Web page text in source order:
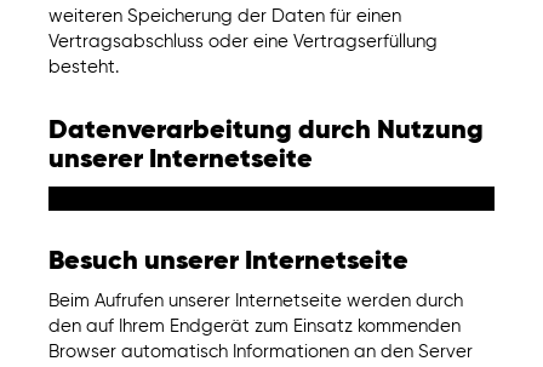
weiteren Speicherung der Daten für einen
Vertragsabschluss oder eine Vertragserfüllung
besteht.
Datenverarbeitung durch Nutzung
unserer Internetseite
Besuch unserer Internetseite
Beim Aufrufen unserer Internetseite werden durch
den auf Ihrem Endgerät zum Einsatz kommenden
Browser automatisch Informationen an den Server